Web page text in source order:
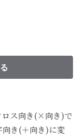
ロス向き(×向き)で
き(＋向き)に変